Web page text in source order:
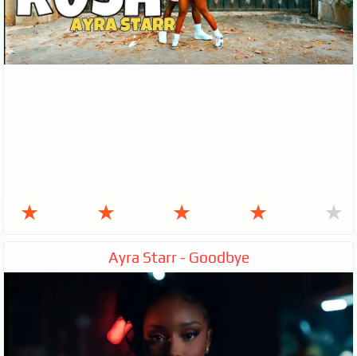
★ ★ ★ ★ ★
Ayra Starr - Goodbye